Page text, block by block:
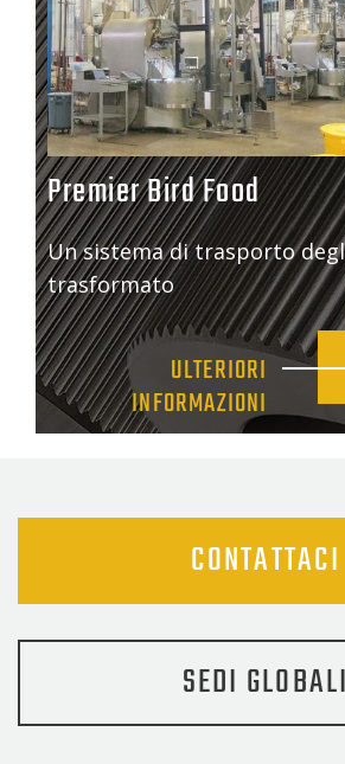
Premier Bird Food
Un sistema di trasporto
trasformato
ULTERIORI
INFORMAZIONI
CONTATTACI
SEDI GLOBALI